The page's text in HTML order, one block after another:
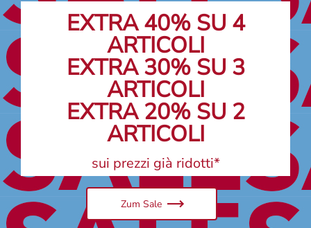
EXTRA 40% SU 4
ARTICOLI
EXTRA 30% SU 3
ARTICOLI
EXTRA 20% SU 2
ARTICOLI
sui prezzi già ridotti*
Zum Sale